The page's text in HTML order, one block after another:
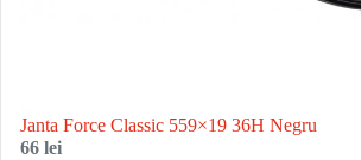
Janta Force Classic 559×19 36H Negru
66 lei